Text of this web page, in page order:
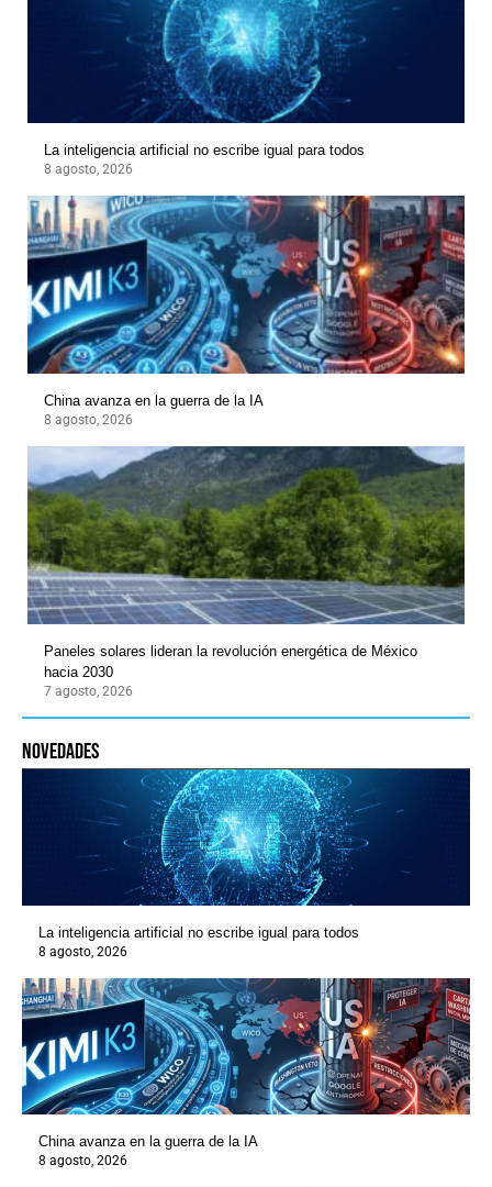
La inteligencia artificial no escribe igual para todos
8 agosto, 2026
China avanza en la guerra de la IA
8 agosto, 2026
Paneles solares lideran la revolución energética de México
hacia 2030
7 agosto, 2026
novedades
La inteligencia artificial no escribe igual para todos
8 agosto, 2026
China avanza en la guerra de la IA
8 agosto, 2026